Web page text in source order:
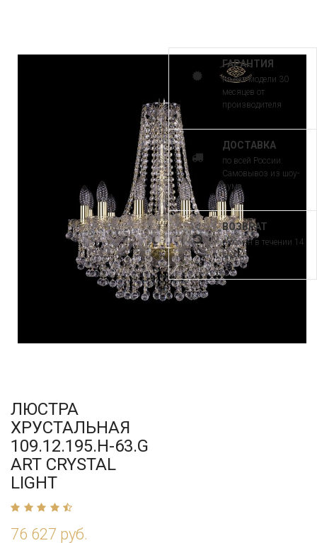
ЛЮСТРА
ХРУСТАЛЬНАЯ
109.12.195.H-63.G
ART CRYSTAL
LIGHT
76 627 руб.
ГАРАНТИЯ
на все модели 30
месяцев от
производителя
ДОСТАВКА
по всей России.
Самовывоз из шоу-
рума
ВОЗВРАТ
и обмен в течении 14
дней